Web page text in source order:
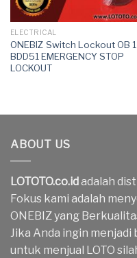
ELECTRICAL
ONEBIZ Switch Lockout OB
BDD51 EMERGENCY STOP
LOCKOUT
ABOUT US
LOTOTO.co.id adalah
Fokus kami adalah
ONEBIZ yang
Jika Anda ingin menjadi
untuk menjual LOTO